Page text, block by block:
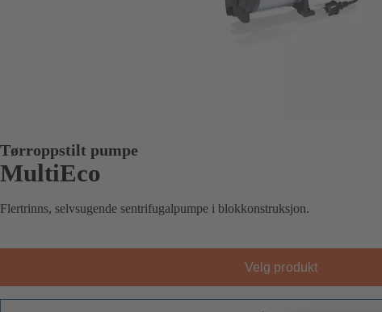
Tørroppstilt pumpe
MultiEco
Flertrinns, selvsugende sentrifugalpumpe i blokkonstruksjon.
Velg produkt